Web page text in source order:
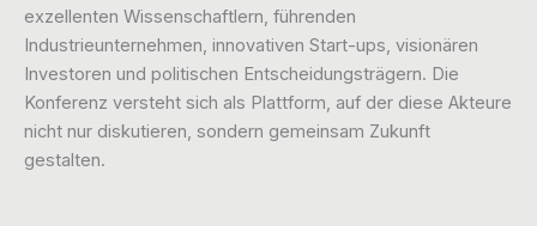
exzellenten Wissenschaftlern, führenden
Industrieunternehmen, innovativen Start-ups, visionären
Investoren und politischen Entscheidungsträgern. Die
Konferenz versteht sich als Plattform, auf der diese Akteure
nicht nur diskutieren, sondern gemeinsam Zukunft
gestalten.